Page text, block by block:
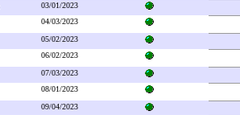
03/01/2023
04/03/2023
05/02/2023
06/02/2023
07/03/2023
08/01/2023
09/04/2023